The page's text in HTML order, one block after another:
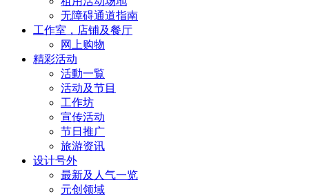
无障碍通道指南
工作室，店铺及餐厅
网上购物
精彩活动
活動一覧
活动及节目
工作坊
宣传活动
节日推广
旅游资讯
设计号外
最新及人气一览
元创领域